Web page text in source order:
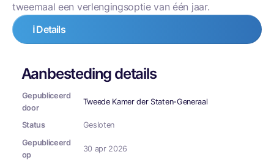
tweemaal een verlengingsoptie van één jaar.
ℹ️ Details
Aanbesteding details
Gepubliceerd
door
Tweede Kamer der Staten-Generaal
Status
Gesloten
Gepubliceerd
op
30 apr 2026